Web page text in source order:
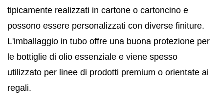
tipicamente realizzati in cartone o cartoncino e
possono essere personalizzati con diverse finiture.
L'imballaggio in tubo offre una buona protezione per
le bottiglie di olio essenziale e viene spesso
utilizzato per linee di prodotti premium o orientate ai
regali.